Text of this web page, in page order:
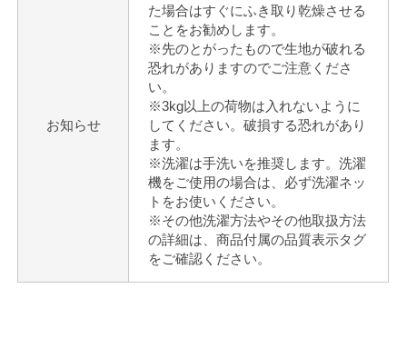
お知らせ
た場合はすぐにふき取り乾燥させる
ことをお勧めします。
※先のとがったもので生地が破れる
恐れがありますのでご注意くださ
い。
※3kg以上の荷物は入れないように
してください。破損する恐れがあり
ます。
※洗濯は手洗いを推奨します。洗濯
機をご使用の場合は、必ず洗濯ネッ
トをお使いください。
※その他洗濯方法やその他取扱方法
の詳細は、商品付属の品質表示タグ
をご確認ください。